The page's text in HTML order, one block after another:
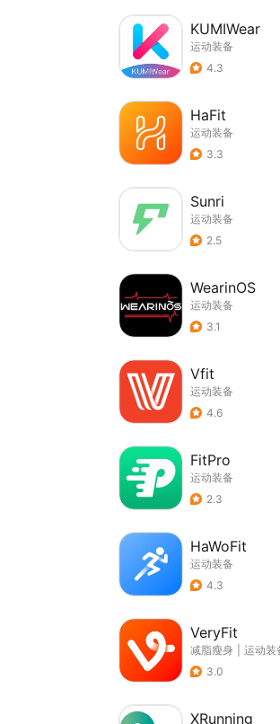
KUMIWear
运动装备
4.3
HaFit
运动装备
3.3
Sunri
运动装备
2.5
WearinOS
运动装备
3.1
Vfit
运动装备
4.6
FitPro
运动装备
2.3
HaWoFit
运动装备
4.3
VeryFit
减脂瘦身
运动装
3.0
XRunning